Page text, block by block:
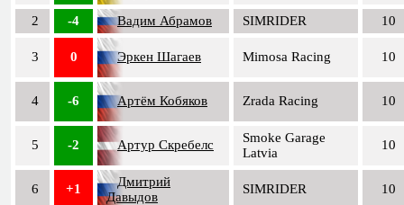
2 -4 Вадим Абрамов SIMRIDER 10
3 0 Эркен Шагаев Mimosa Racing 10
4 -6 Артём Кобяков Zrada Racing 10
5 -2 Артур Скребелс
Smoke Garage
Latvia
10
6 +1
Дмитрий
Давыдов
SIMRIDER 10